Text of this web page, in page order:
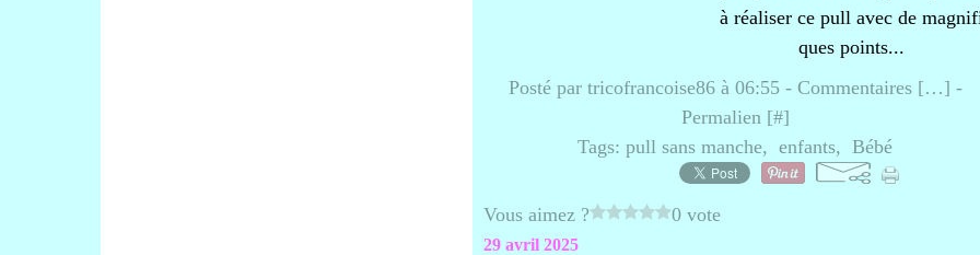
à réaliser ce pull avec de
ques points...
Posté par tricofrancoise86 à 06:55 - Commentaires […] -
Permalien [#]
Tags: pull sans manche, enfants, Bébé
Vous aimez ? 0 vote
29 avril 2025